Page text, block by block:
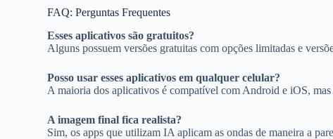
FAQ: Perguntas Frequentes
Esses aplicativos são gratuitos?
Alguns possuem versões gratuitas com opções limitadas e
Posso usar esses aplicativos em qualquer celular?
A maioria dos aplicativos é compatível com Android e iOS,
A imagem final fica realista?
Sim, os apps que utilizam IA aplicam as ondas de maneira a